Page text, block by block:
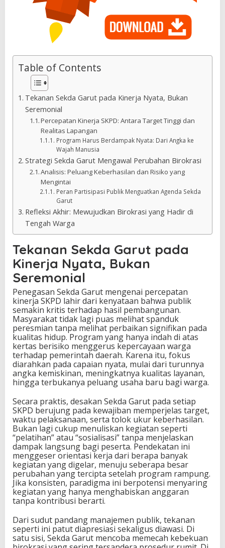
Table of Contents
Tekanan Sekda Garut pada Kinerja Nyata, Bukan
Seremonial
Percepatan Kinerja SKPD: Antara Target Tinggi dan
Realitas Lapangan
Program Harus Berdampak Nyata: Dari Angka ke
Wajah Manusia
Strategi Sekda Garut Mengawal Perubahan Birokrasi
Analisis: Peluang Keberhasilan dan Risiko yang
Mengintai
Peran Partisipasi Publik Menguatkan Agenda Sekda
Garut
Refleksi Akhir: Mewujudkan Birokrasi yang Hadir di
Tengah Warga
Tekanan Sekda Garut pada
Kinerja Nyata, Bukan
Seremonial
Penegasan Sekda Garut mengenai percepatan
kinerja SKPD lahir dari kenyataan bahwa publik
semakin kritis terhadap hasil pembangunan.
Masyarakat tidak lagi puas melihat spanduk
peresmian tanpa melihat perbaikan signifikan pada
kualitas hidup. Program yang hanya indah di atas
kertas berisiko menggerus kepercayaan warga
terhadap pemerintah daerah. Karena itu, fokus
diarahkan pada capaian nyata, mulai dari turunnya
angka kemiskinan, meningkatnya kualitas layanan,
hingga terbukanya peluang usaha baru bagi warga.
Secara praktis, desakan Sekda Garut pada setiap
SKPD berujung pada kewajiban memperjelas target,
waktu pelaksanaan, serta tolok ukur keberhasilan.
Bukan lagi cukup menuliskan kegiatan seperti
“pelatihan” atau “sosialisasi” tanpa menjelaskan
dampak langsung bagi peserta. Pendekatan ini
menggeser orientasi kerja dari berapa banyak
kegiatan yang digelar, menuju seberapa besar
perubahan yang tercipta setelah program rampung.
Jika konsisten, paradigma ini berpotensi menyaring
kegiatan yang hanya menghabiskan anggaran
tanpa kontribusi berarti.
Dari sudut pandang manajemen publik, tekanan
seperti ini patut diapresiasi sekaligus diawasi. Di
satu sisi, Sekda Garut mencoba memecah kebekuan